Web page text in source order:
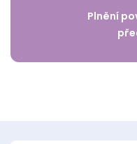
Plnění